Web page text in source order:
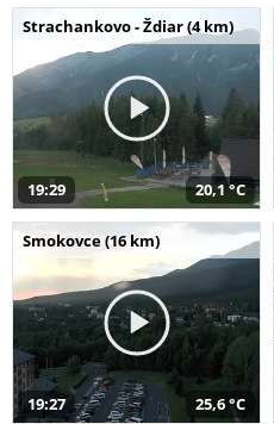
Strachankovo - Ždiar (4 km)
19:29 20,1 °C
Smokovce (16 km)
19:27 25,6 °C